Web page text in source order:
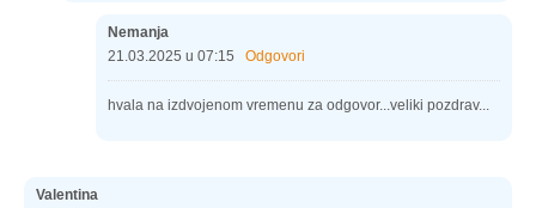
Nemanja
21.03.2025 u 07:15 Odgovori
hvala na izdvojenom vremenu za odgovor...veliki pozdrav...
Valentina